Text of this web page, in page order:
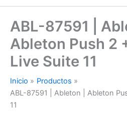
ABL-87591 |
Ableton Push 2
Live Suite 11
Inicio
Productos
ABL-87591 | Ableton | Ableton
11